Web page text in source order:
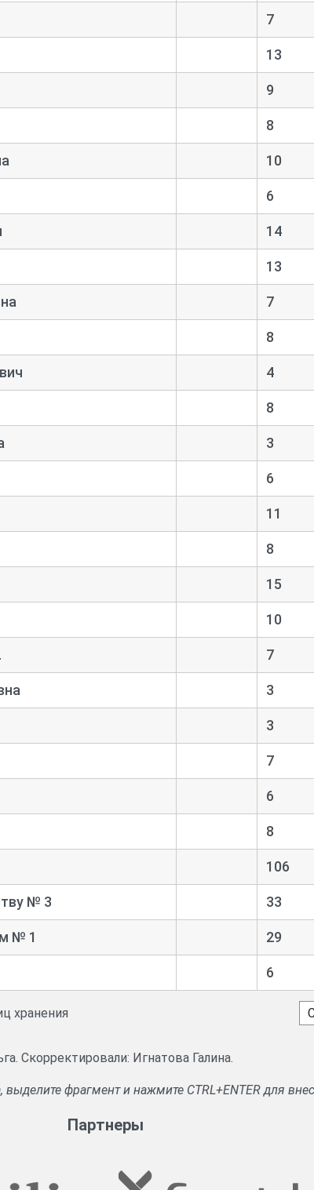
7
13
9
8
10
6
14
13
7
8
4
8
3
6
11
8
15
10
7
3
3
7
6
8
106
№ 3 33
№ 1 29
6
хранения
Скорректировали: Игнатова Галина.
фрагмент и нажмите CTRL+ENTER для
Партнеры